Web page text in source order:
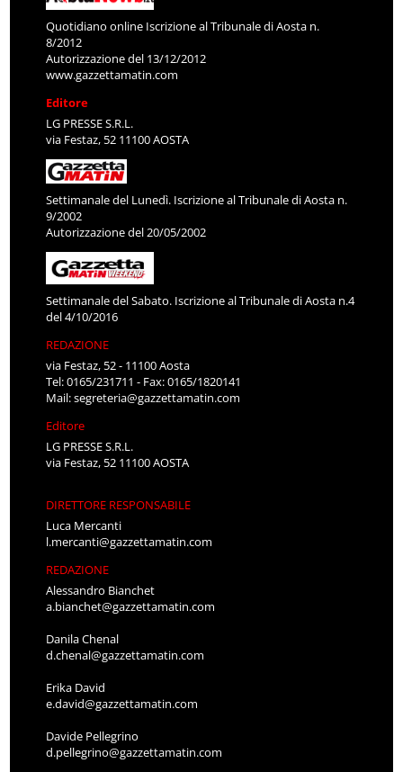
Quotidiano online Iscrizione al Tribunale di Aosta n.
8/2012
Autorizzazione del 13/12/2012
www.gazzettamatin.com
Editore
LG PRESSE S.R.L.
via Festaz, 52 11100 AOSTA
Settimanale del Lunedì. Iscrizione al Tribunale di Aosta n.
9/2002
Autorizzazione del 20/05/2002
Settimanale del Sabato. Iscrizione al Tribunale di Aosta n.4
del 4/10/2016
REDAZIONE
via Festaz, 52 - 11100 Aosta
Tel: 0165/231711 - Fax: 0165/1820141
Mail:segreteria@gazzettamatin.com
Editore
LG PRESSE S.R.L.
via Festaz, 52 11100 AOSTA
DIRETTORE RESPONSABILE
Luca Mercanti
l.mercanti@gazzettamatin.com
REDAZIONE
Alessandro Bianchet
a.bianchet@gazzettamatin.com
Danila Chenal
d.chenal@gazzettamatin.com
Erika David
e.david@gazzettamatin.com
Davide Pellegrino
d.pellegrino@gazzettamatin.com